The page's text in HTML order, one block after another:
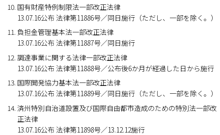
国有財産特例制限法一部改正法律
13.07.16公布 法律第11886号／同日施行（ただし、一部を除く。）
負担金管理基本法一部改正法律
13.07.16公布 法律第11887号／同日施行
調達事業に関する法律一部改正法律
13.07.16公布 法律第11888号／公布後6か月が経過した日から施行
国際開発協力基本法一部改正法律
13.07.16公布 法律第11889号／同日施行（ただし、一部を除く。）
済州特別自治道設置及び国際自由都市造成のための特別法一部改
正法律
13.07.16公布 法律第11898号／13.12.12施行